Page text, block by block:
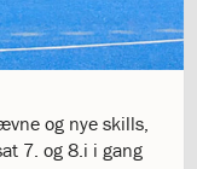
og nye skills,
7. og 8.i i gang